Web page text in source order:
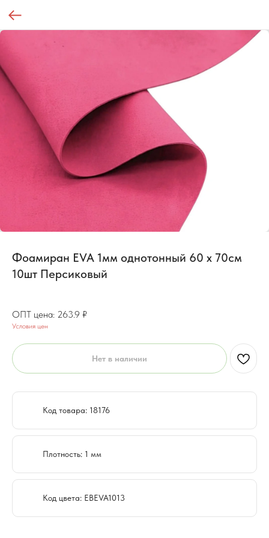
Фоамиран EVA 1мм однотонный 60 х 70см
10шт Персиковый
263.9 ₽
Условия цен
Нет в наличии
Код товара: 18176
Плотность: 1 мм
Код цвета: EBEVA1013